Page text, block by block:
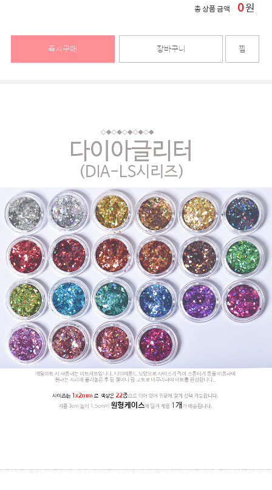
총 상품 금액 0원
즉시구매 장바구니 찜